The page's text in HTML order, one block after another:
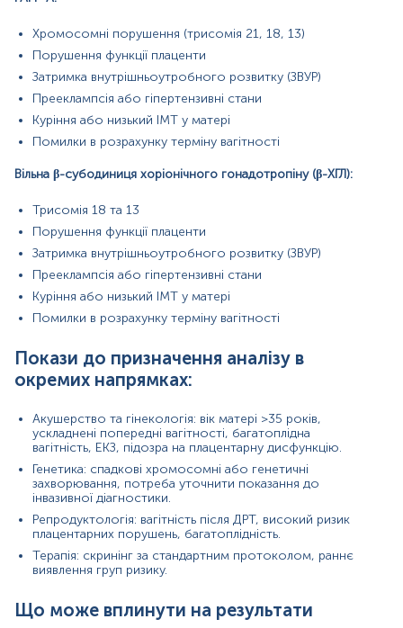
Технічні фактори під час забору та
Матеріал
сироватка крові
*
Одиниці вимірювання, референтні значення та діапазон
вимірювань можуть змінюватися у відповідності до зміни
тест-систем.
Кров відбирається натщесерце (через 8-12 год після прийому
їжі).
Напередодні рекомендовано виключити жирну їжу, стресові
ситуації, прийом алкоголю, паління, прийом ліків, фізичні
прийом ліків неможливо, потрібно повідомити про це
адміністратора.
води.
Примітка!При ознаках вірусних чи бактеріальних інфекцій та
підвищеній температурі тіла більше 37,5 градусів результати
даних досліджень будуть сумнівними!
У такому випадку згідно з рекомендаціями Медико-генетичного
центру відбір біоматеріалу не проводиться!
Примітка!Відбір матеріалу бажано проводити до проведення
Застереження!Самостійно проводити відбір не рекомендується,
Хромосомні порушення (трисомія 21, 18, 13)
Порушення функції плаценти
Затримка внутрішньоутробного розвитку (ЗВУР)
Прееклампсія або гіпертензивні стани
Куріння або низький ІМТ у матері
Помилки в розрахунку терміну вагітності
Вільна β-субодиниця хоріонічного гонадотропіну (β-ХГЛ):
Трисомія 18 та 13
Порушення функції плаценти
Затримка внутрішньоутробного розвитку (ЗВУР)
Прееклампсія або гіпертензивні стани
Куріння або низький ІМТ у матері
Помилки в розрахунку терміну вагітності
Покази до призначення аналізу в
окремих напрямках:
Акушерство та гінекологія: вік матері >35 років,
ускладнені попередні вагітності, багатоплідна
вагітність, ЕКЗ, підозра на плацентарну дисфункцію.
Генетика: спадкові хромосомні або генетичні
захворювання, потреба уточнити показання до
інвазивної діагностики.
Репродуктологія: вагітність після ДРТ, високий ризик
плацентарних порушень, багатоплідність.
Терапія: скринінг за стандартним протоколом, раннє
виявлення груп ризику.
Що може вплинути на результати